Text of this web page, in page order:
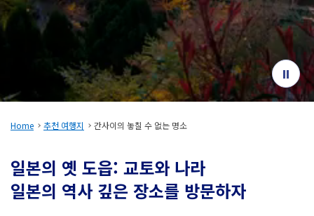
ANA 서비스 안내
닫기
Home 추천 여행지 간사이의 놓칠 수 없는 명소
일본의 옛 도읍: 교토와 나라
일본의 역사 깊은 장소를 방문하자